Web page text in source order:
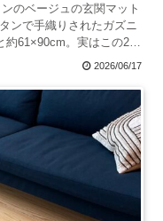
のベージュの玄関マット
ンで手織りされたガズニ
約61×90cm。実はこの2
2026/06/17